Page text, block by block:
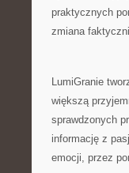
praktycznych
zmiana
LumiGranie
większą
sprawdzonych
informację z
emocji, przez